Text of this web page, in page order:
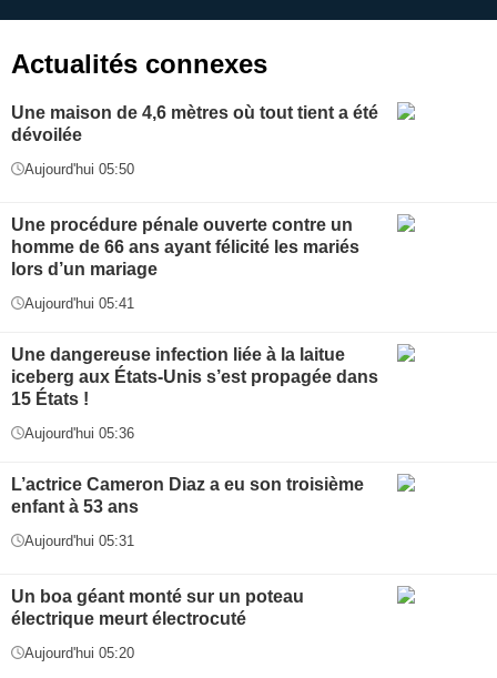
Actualités connexes
Une maison de 4,6 mètres où tout tient a été
dévoilée
Aujourd'hui 05:50
Une procédure pénale ouverte contre un
homme de 66 ans ayant félicité les mariés
lors d’un mariage
Aujourd'hui 05:41
Une dangereuse infection liée à la laitue
iceberg aux États-Unis s’est propagée dans
15 États !
Aujourd'hui 05:36
L’actrice Cameron Diaz a eu son troisième
enfant à 53 ans
Aujourd'hui 05:31
Un boa géant monté sur un poteau
électrique meurt électrocuté
Aujourd'hui 05:20